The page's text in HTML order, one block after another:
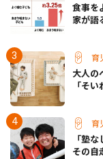
食事を
家が語
育
大人の
「そ
育
「塾
その自